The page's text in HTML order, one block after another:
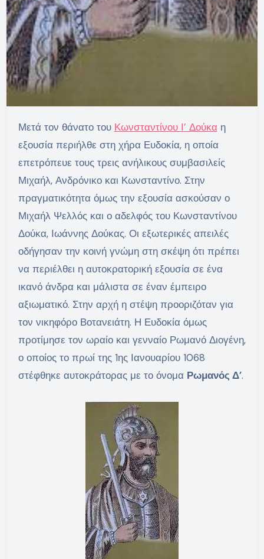
Μετά τον θάνατο του Κωνσταντίνου Ι’ Δούκαη
εξουσία περιήλθε στη χήρα Ευδοκία, η οποία
επετρόπευε τους τρεις ανήλικους συμβασιλείς
Μιχαήλ, Ανδρόνικο και Κωνσταντίνο. Στην
πραγματικότητα όμως την εξουσία ασκούσαν ο
Μιχαήλ Ψελλός και ο αδελφός του Κωνσταντίνου
Δούκα, Ιωάννης Δούκας. Οι εξωτερικές απειλές
οδήγησαν την κοινή γνώμη στη σκέψη ότι πρέπει
να περιέλθει η αυτοκρατορική εξουσία σε ένα
ικανό άνδρα και μάλιστα σε έναν έμπειρο
αξιωματικό. Στην αρχή η στέψη προοριζόταν για
τον νικηφόρο Βοτανειάτη. Η Ευδοκία όμως
προτίμησε τον ωραίο και γενναίο Ρωμανό Διογένη,
ο οποίος το πρωί της 1ης Ιανουαρίου 1068
στέφθηκε αυτοκράτορας με το όνομα Ρωμανός Δ’.